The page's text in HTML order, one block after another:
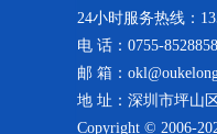
仓库一角--紫铜管库房
24小时服务热线：
电 话：0755-
邮 箱：
地 址：深圳市坪山
Copyright © 2006-